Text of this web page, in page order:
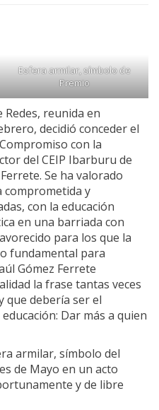
Esfera armilar, símbolo de
Premio
Redes, reunida en
decidió conceder el
con la
del CEIP Ibarburu de
Se ha valorado
comprometida y
con la educación
en una barriada con
para los que la
fundamental para
Gómez Ferrete
la frase tantas veces
que debería ser el
Dar más a quien
armilar, símbolo del
de Mayo en un acto
y de libre